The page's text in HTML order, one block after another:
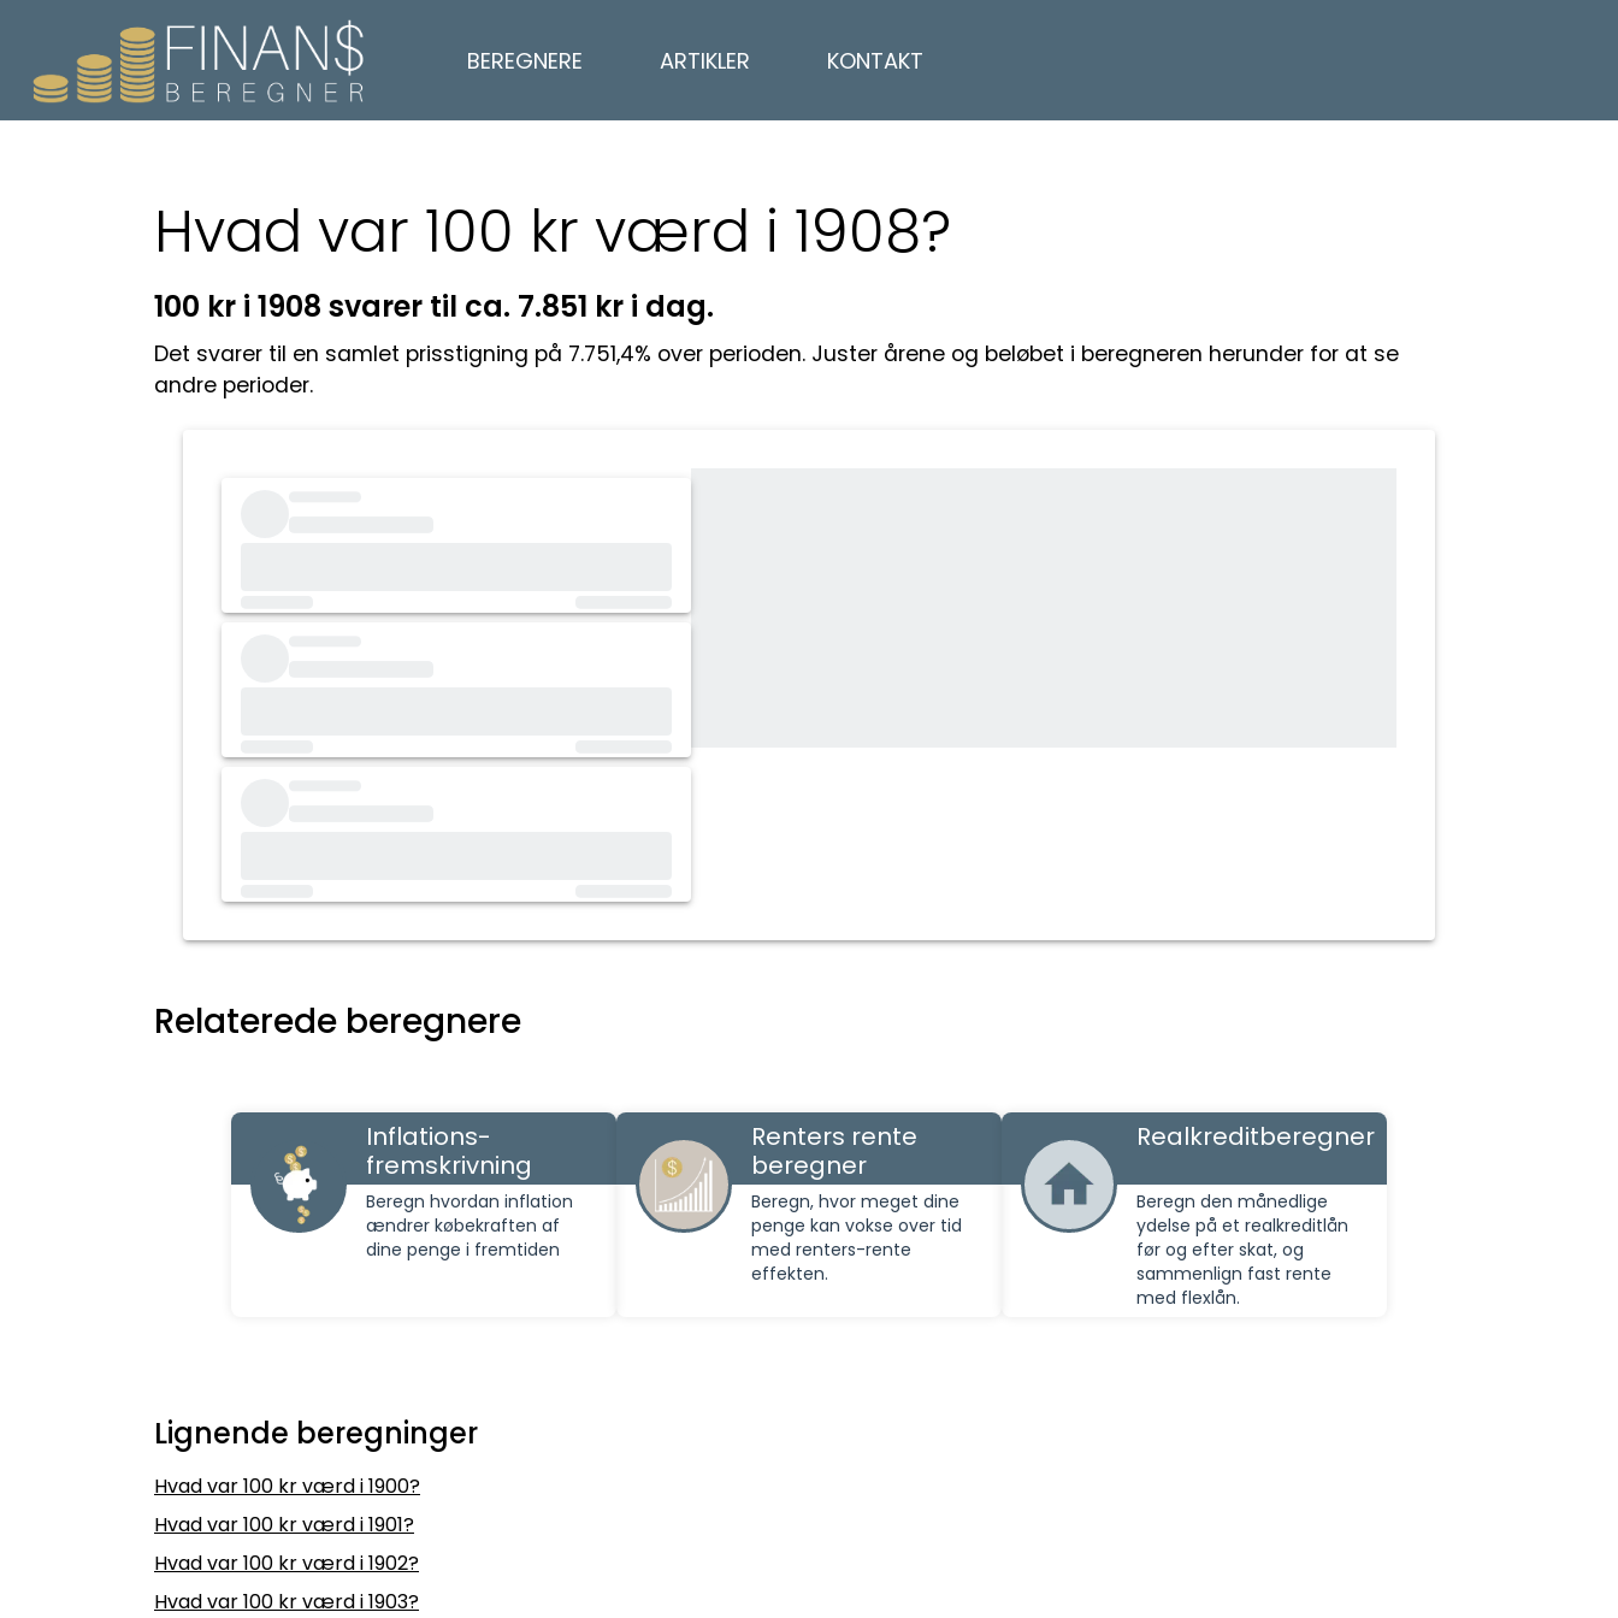
BEREGNERE ARTIKLER KONTAKT
Hvad var 100 kr værd i 1908?
100 kr i 1908 svarer til ca. 7.851 kr i dag.
Det svarer til en samlet prisstigning på 7.751,4% over perioden. Juster årene og beløbet i beregneren herunder for at se
andre perioder.
Relaterede beregnere
Inflations-
fremskrivning
Beregn hvordan inflation
ændrer købekraften af
dine penge i fremtiden
Renters rente
beregner
Beregn, hvor meget dine
penge kan vokse over tid
med renters-rente
effekten.
Realkreditberegner
Beregn den månedlige
ydelse på et realkreditlån
før og efter skat, og
sammenlign fast rente
med flexlån.
Lignende beregninger
Hvad var 100 kr værd i 1900?
Hvad var 100 kr værd i 1901?
Hvad var 100 kr værd i 1902?
Hvad var 100 kr værd i 1903?